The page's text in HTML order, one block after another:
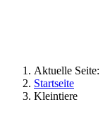
Aktuelle Seite:
Startseite
Kleintiere